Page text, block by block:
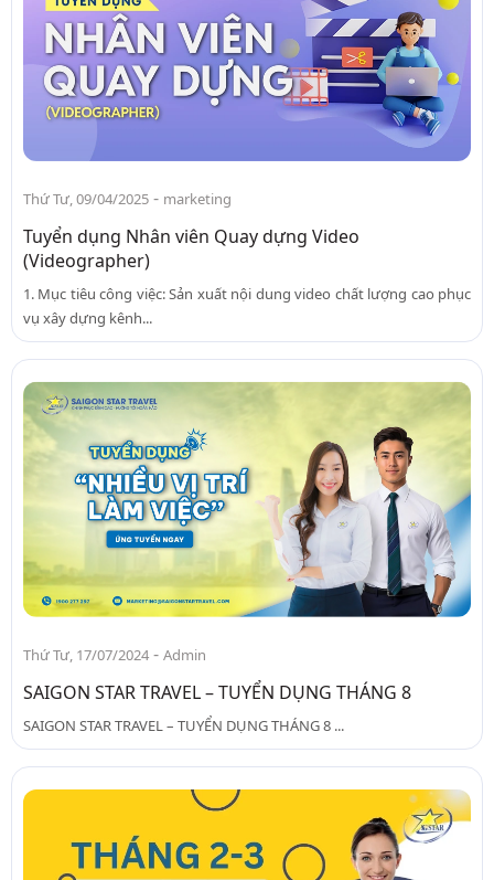
Thứ Tư, 09/04/2025 - marketing
Tuyển dụng Nhân viên Quay dựng Video
(Videographer)
1. Mục tiêu công việc: Sản xuất nội dung video chất lượng cao phục
vụ xây dựng kênh...
Thứ Tư, 17/07/2024 - Admin
SAIGON STAR TRAVEL – TUYỂN DỤNG THÁNG 8
SAIGON STAR TRAVEL – TUYỂN DỤNG THÁNG 8 ...